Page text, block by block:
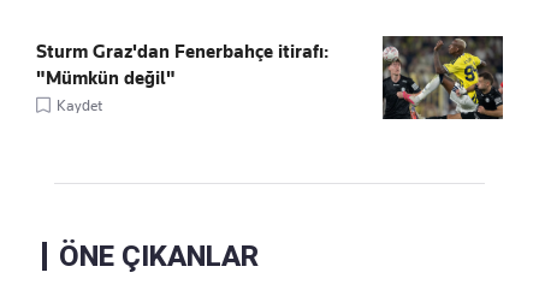
Sturm Graz'dan Fenerbahçe itirafı:
"Mümkün değil"
Kaydet
ÖNE ÇIKANLAR